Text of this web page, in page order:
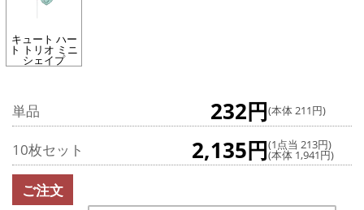
キュート ハー
ト トリオ ミニ
シェイプ
単品 232円(本体 211円)
10枚セット 2,135円(1点当 213円)
(本体 1,941円)
ご注文